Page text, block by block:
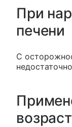
При
печени
С